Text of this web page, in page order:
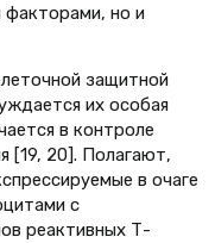
но и
защитной
их особая
в контроле
[19, 20]. Полагают,
в очаге
с
реактивных Т-